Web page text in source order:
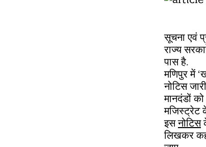
सूचना एवं
राज्य
पास है.
मणिपुर में
नोटिस
मानदंडों
मजिस्ट्रेट
इसनोटिस
लिखकर